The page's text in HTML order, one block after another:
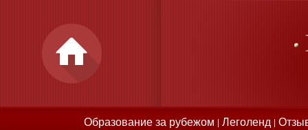
Образование за рубежом | Леголенд |